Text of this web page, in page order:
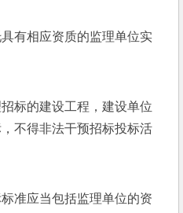
相应资质的监理单位实
的建设工程，建设单位
不得非法干预招标投标活
应当包括监理单位的资